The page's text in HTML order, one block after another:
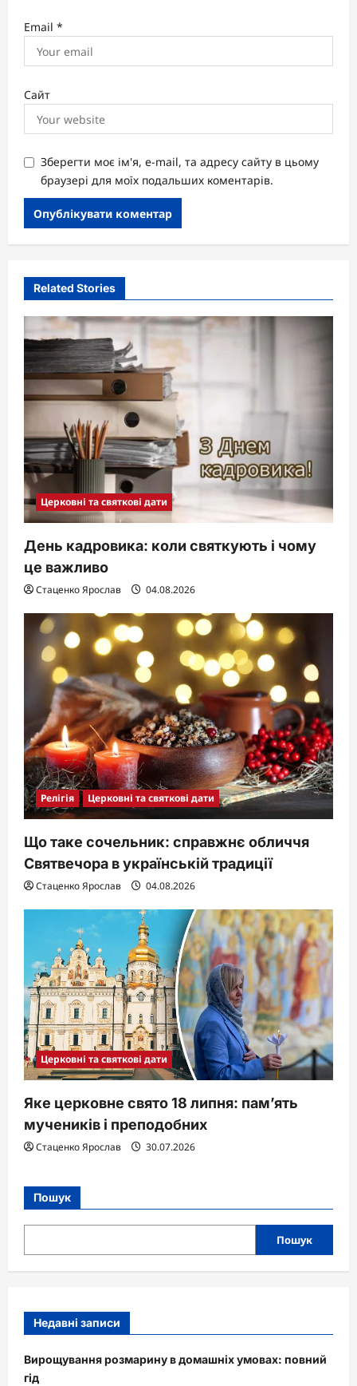
Email *
Сайт
Зберегти моє ім'я, e-mail, та адресу сайту в цьому
браузері для моїх подальших коментарів.
Related Stories
Церковні та святкові дати
День кадровика: коли святкують і чому
це важливо
Стаценко Ярослав 04.08.2026
Релігія Церковні та святкові дати
Що таке сочельник: справжнє обличчя
Святвечора в українській традиції
Стаценко Ярослав 04.08.2026
Церковні та святкові дати
Яке церковне свято 18 липня: пам’ять
мучеників і преподобних
Стаценко Ярослав 30.07.2026
Пошук
Пошук
Недавні записи
Вирощування розмарину в домашніх умовах: повний
гід